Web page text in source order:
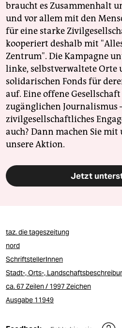
braucht es Zusammenhalt
und vor allem mit den
für eine starke
kooperiert deshalb mit
Zentrum". Die Kampagne
linke, selbstverwaltete Orte
solidarischen Fonds für
auf. Eine offene
zugänglichen Journalismus
zivilgesellschaftliches
auch? Dann machen Sie
unsere Aktion.
Jetzt
taz. die tageszeitung
nord
SchriftstellerInnen
Stadt-, Orts-,
ca. 67 Zeilen / 1997 Zeichen
Ausgabe 11949